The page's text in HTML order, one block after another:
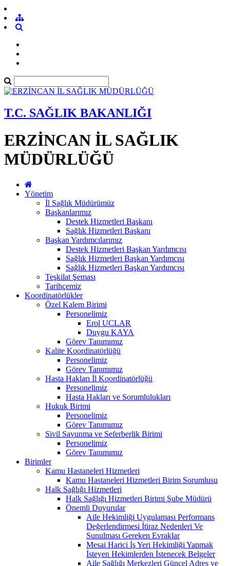
T.C. SAĞLIK BAKANLIĞI
ERZİNCAN İL SAĞLIK
MÜDÜRLÜĞÜ
Yönetim
İl Sağlık Müdürümüz
Başkanlarımız
Destek Hizmetleri Başkanı
Sağlık Hizmetleri Başkanı
Başkan Yardımcılarımız
Destek Hizmetleri Başkan Yardımcısı
Sağlık Hizmetleri Başkan Yardımcısı
Sağlık Hizmetleri Başkan Yardımcısı
Teşkilat Şeması
Tarihçemiz
Koordinatörlükler
Özel Kalem Birimi
Personelimiz
Erol UCLAR
Duygu KAYA
Görev Tanımımız
Kalite Koordinatörlüğü
Personelimiz
Görev Tanımımız
Hasta Hakları İl Koordinatörlüğü
Personelimiz
Hasta Hakları ve Sorumlulukları
Hukuk Birimi
Personelimiz
Görev Tanımımız
Sivil Savunma ve Seferberlik Birimi
Personelimiz
Görev Tanımımız
Birimler
Kamu Hastaneleri Hizmetleri
Kamu Hastaneleri Hizmetleri Birim Sorumlusu
Halk Sağlığı Hizmetleri
Halk Sağlığı Hizmetleri Birimi Şube Müdürü
Önemli Duyurular
Aile Hekimliği Uygulaması Performans
Değerlendirmesi İtiraz Nedenleri Ve
Sunulması Gereken Evraklar
Mesai Harici İş Yeri Hekimliği Yapmak
İsteyen Hekimlerden İstenecek Belgeler
Aile Sağlığı Merkezleri Güncel Adres ve